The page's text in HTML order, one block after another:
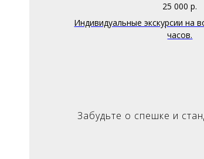
25 000 р.
Индивидуальные экскурсии на
часов.
Забудьте о спешке и